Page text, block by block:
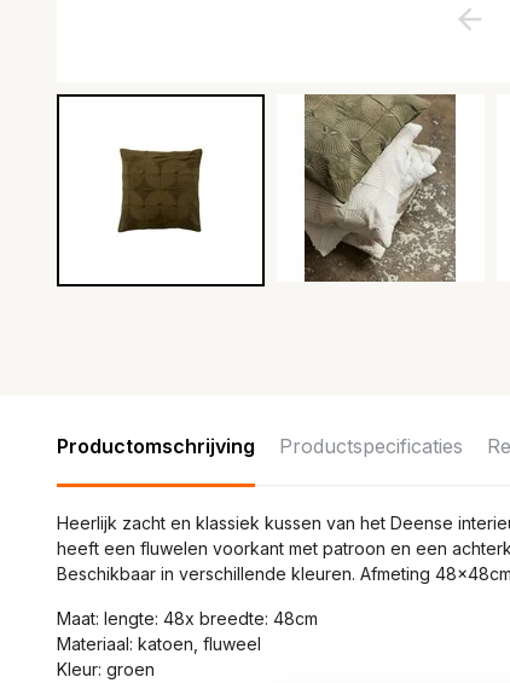
Productomschrijving Productspecificaties
Heerlijk zacht en klassiek kussen van het Deense
heeft een fluwelen voorkant met patroon en een
Beschikbaar in verschillende kleuren. Afmeting 48x48cm
Maat: lengte: 48x breedte: 48cm
Materiaal: katoen, fluweel
Kleur: groen